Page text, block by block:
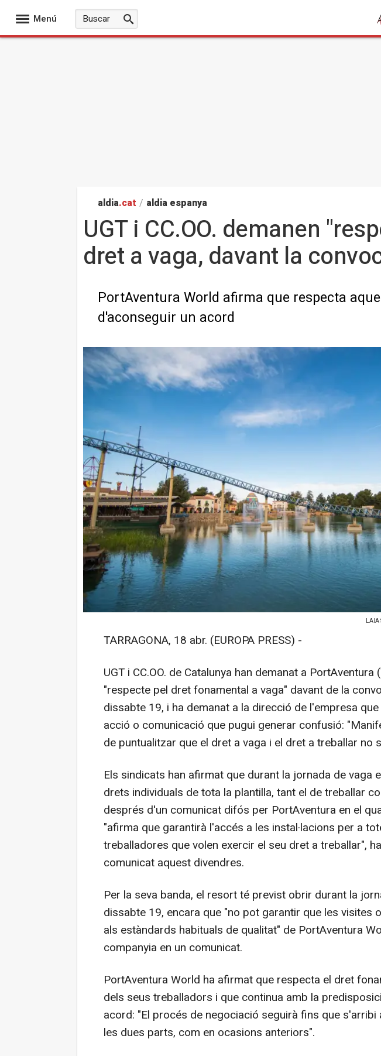
Menú
aldia.cat / aldia espanya
UGT i CC.OO. demanen
dret a vaga, davant la
PortAventura World afirma que respecta
d'aconseguir un acord
LAIA
TARRAGONA, 18 abr. (EUROPA PRESS) -
UGT i CC.OO. de Catalunya han demanat a PortAventura
"respecte pel dret fonamental a vaga" davant de la
dissabte 19, i ha demanat a la direcció de l'empresa
acció o comunicació que pugui generar confusió:
de puntualitzar que el dret a vaga i el dret a treballar no
Els sindicats han afirmat que durant la jornada de vaga
drets individuals de tota la plantilla, tant el de treballar
després d'un comunicat difós per PortAventura en el
"afirma que garantirà l'accés a les instal·lacions per a
treballadores que volen exercir el seu dret a treballar",
comunicat aquest divendres.
Per la seva banda, el resort té previst obrir durant la
dissabte 19, encara que "no pot garantir que les visites
als estàndards habituals de qualitat" de PortAventura
companyia en un comunicat.
PortAventura World ha afirmat que respecta el dret
dels seus treballadors i que continua amb la
acord: "El procés de negociació seguirà fins que s'arribi
les dues parts, com en ocasions anteriors".